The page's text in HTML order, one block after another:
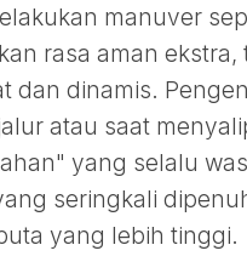
manuver
rasa aman
dan dinamis.
atau saat
yang selalu
seringkali
yang lebih tinggi.